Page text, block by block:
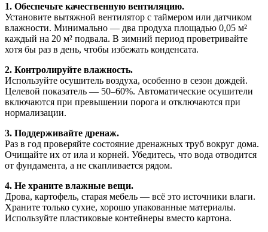
1. Обеспечьте качественную вентиляцию.
Установите вытяжной вентилятор с таймером или датчиком
влажности. Минимально — два продуха площадью 0,05 м²
каждый на 20 м² подвала. В зимний период проветривайте
хотя бы раз в день, чтобы избежать конденсата.
2. Контролируйте влажность.
Используйте осушитель воздуха, особенно в сезон дождей.
Целевой показатель — 50–60%. Автоматические осушители
включаются при превышении порога и отключаются при
нормализации.
3. Поддерживайте дренаж.
Раз в год проверяйте состояние дренажных труб вокруг дома.
Очищайте их от ила и корней. Убедитесь, что вода отводится
от фундамента, а не скапливается рядом.
4. Не храните влажные вещи.
Дрова, картофель, старая мебель — всё это источники влаги.
Храните только сухие, хорошо упакованные материалы.
Используйте пластиковые контейнеры вместо картона.